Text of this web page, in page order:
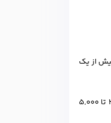
وجود بیش از یک
اما این گستردگی نباید شما را نگران کند. برای رسیدن به تسلط بر زبان انگلیسی، نیازی به دانستن تمام این کلمات نیست. با تمرکز روی 3,000 تا 5,000